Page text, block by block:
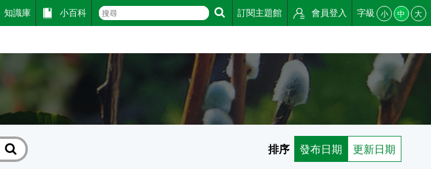
知識庫 小百科 訂閱主題館 會員登入 字級 小 中 大
排序 發布日期 更新日期